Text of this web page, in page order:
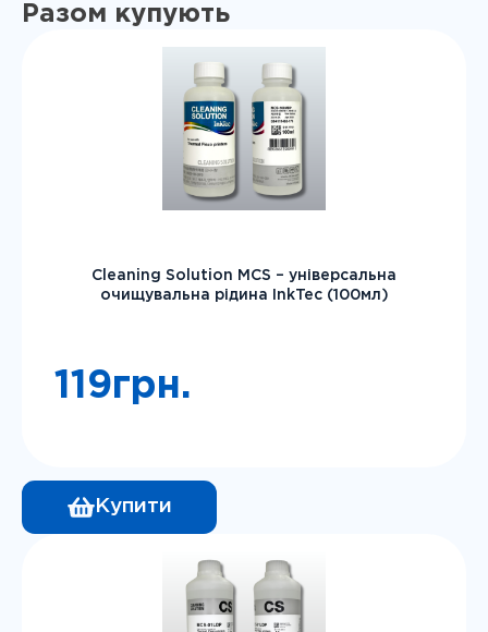
Разом купують
Cleaning Solution MCS – універсальна
очищувальна рідина InkTec (100мл)
119грн.
Купити